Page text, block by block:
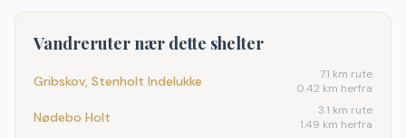
Vandreruter nær dette shelter
Gribskov, Stenholt Indelukke 7.1 km rute
0.42 km herfra
Nødebo Holt 3.1 km rute
1.49 km herfra